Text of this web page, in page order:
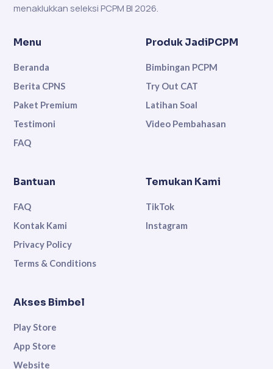
menaklukkan seleksi PCPM BI 2026.
Menu
Beranda
Berita CPNS
Paket Premium
Testimoni
FAQ
Produk JadiPCPM
Bimbingan PCPM
Try Out CAT
Latihan Soal
Video Pembahasan
Bantuan
FAQ
Kontak Kami
Privacy Policy
Terms & Conditions
Temukan Kami
TikTok
Instagram
Akses Bimbel
Play Store
App Store
Website